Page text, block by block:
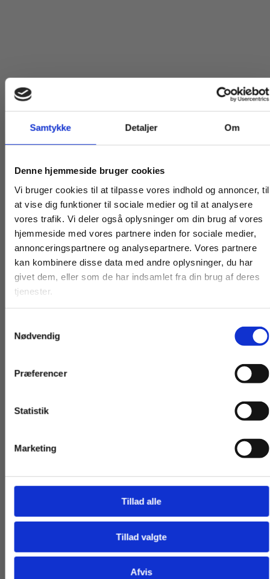
Samtykke Detaljer Om
Denne hjemmeside bruger cookies
Vi bruger cookies til at tilpasse vores indhold og annoncer, til
at vise dig funktioner til sociale medier og til at analysere
vores trafik. Vi deler også oplysninger om din brug af vores
hjemmeside med vores partnere inden for sociale medier,
annonceringspartnere og analysepartnere. Vores partnere
kan kombinere disse data med andre oplysninger, du har
givet dem, eller som de har indsamlet fra din brug af deres
tjenester.
Nødvendig
Præferencer
Statistik
Marketing
Tillad alle
Tillad valgte
Afvis
Titler i serien
Flergangsbog
Ludvig Holberg
Andre har også købt
Køb læremidler og find masterclasses mm.
Fortsæt som:
For privatkunder og
studerende. Du får
vist priser inkl.
For institutioner og
virksomheder. Du
får vist priser ekskl.
Gå til praxisOnline